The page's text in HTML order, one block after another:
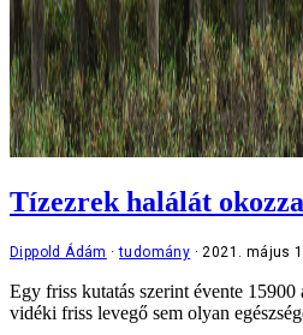
Tízezrek halálát
Dippold Ádám tudomány 2021. május
Egy friss kutatás szerint évente
vidéki friss levegő sem olyan